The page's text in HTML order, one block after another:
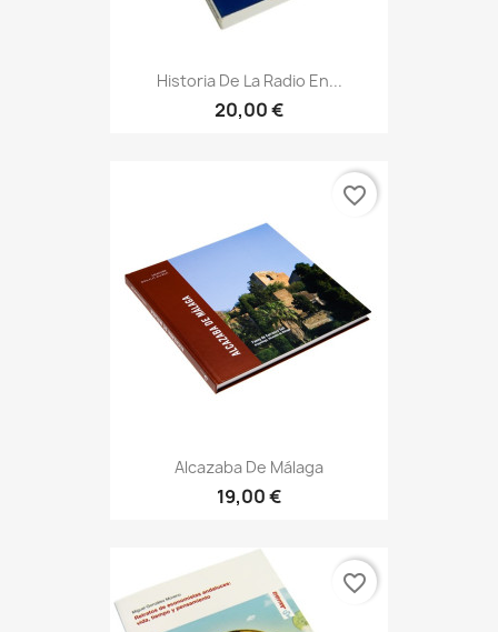
Historia De La Radio En...
20,00 €
Alcazaba De Málaga
19,00 €
favorite_border
favorite_border